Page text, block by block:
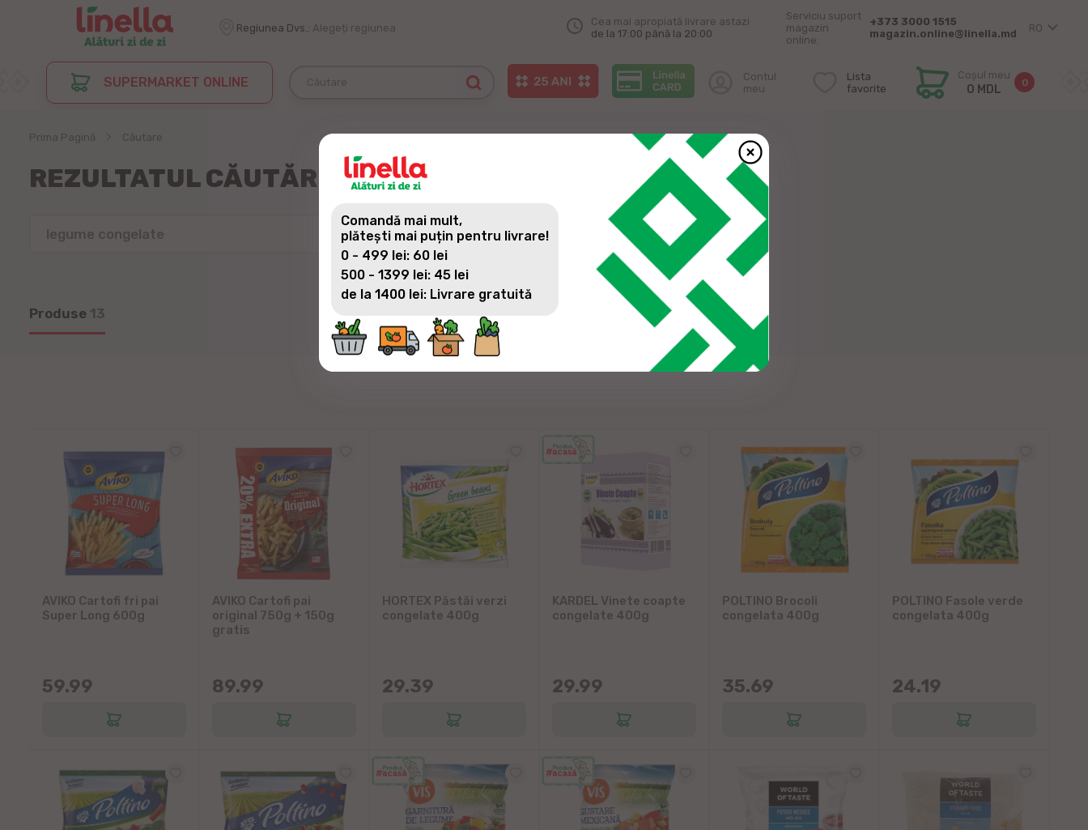
Regiunea Dvs.: Alegeți regiunea
Cea mai apropiată livrare astazi
de la 17:00 până la 20:00
Serviciu suport
magazin
online:
+373 3000 1515
magazin.online@linella.md
RO
SUPERMARKET ONLINE
Contul
meu
Lista
favorite
Coșul meu
0 MDL 0
Prima Pagină Căutare
REZULTATUL CĂUTĂRII :
Căutare
Produse 13
AVIKO Cartofi fri pai
Super Long 600g
59.99
AVIKO Cartofi pai
original 750g + 150g
gratis
89.99
HORTEX Păstăi verzi
congelate 400g
29.39
KARDEL Vinete coapte
congelate 400g
29.99
POLTINO Brocoli
congelata 400g
35.69
POLTINO Fasole verde
congelata 400g
24.19
Comandă mai mult,
plătești mai puțin pentru livrare!
0 - 499 lei: 60 lei
500 - 1399 lei: 45 lei
de la 1400 lei: Livrare gratuită